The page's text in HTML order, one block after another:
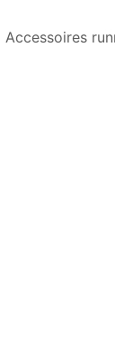
Accessoires